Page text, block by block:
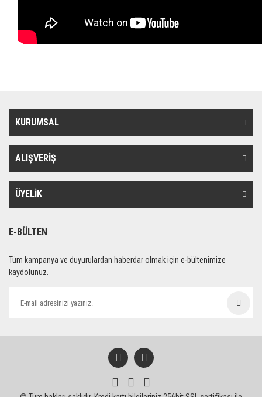
KURUMSAL
ALIŞVERİŞ
ÜYELİK
E-BÜLTEN
Tüm kampanya ve duyurulardan haberdar olmak için e-bültenimize
kaydolunuz.